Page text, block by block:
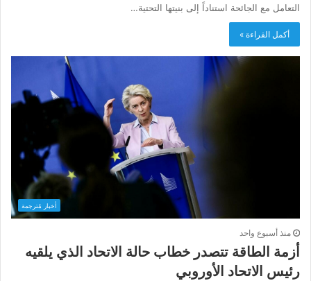
التعامل مع الجائحة استناداً إلى بنيتها التحتية…
أكمل القراءة »
أخبار مُترجمة
منذ أسبوع واحد
أزمة الطاقة تتصدر خطاب حالة الاتحاد الذي يلقيه
رئيس الاتحاد الأوروبي